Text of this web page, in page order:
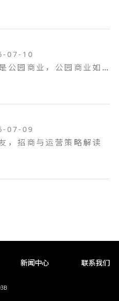
07-10
什么是公园商业，公园商业如何打造
07-09
，招商与运营策略解读
新闻中心 联系我们